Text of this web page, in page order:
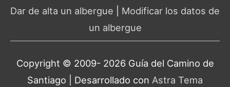
Dar de alta un albergue
Modificar los datos de
un albergue
Copyright © 2009- 2026 Guía del Camino de
Santiago | Desarrollado con Astra Tema